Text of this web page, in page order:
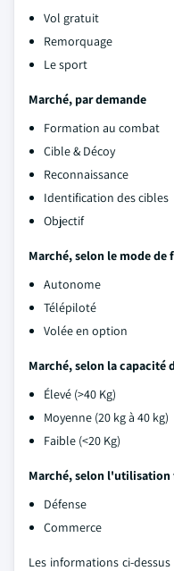
Vol gratuit
Remorquage
Le sport
Marché, par demande
Formation au combat
Cible & Décoy
Reconnaissance
Identification des cibles
Objectif
Marché, selon le mode
Autonome
Télépiloté
Volée en option
Marché, selon la capacité
Élevé (>40 Kg)
Moyenne (20 kg à 40 kg)
Faible (<20 Kg)
Marché, selon l'utilisation
Défense
Commerce
Les informations ci-